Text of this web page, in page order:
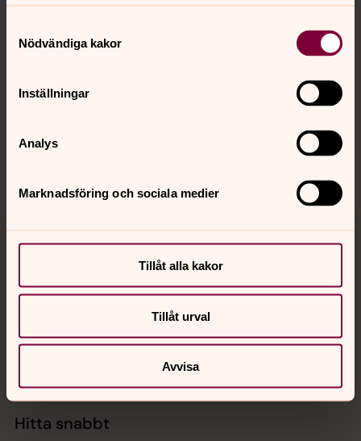
Nödvändiga kakor
Inställningar
Analys
Marknadsföring och sociala medier
Tillåt alla kakor
Tillåt urval
Avvisa
Senast ändrad 24 september 2024
innehåll?
Dela
Kontakt
Hitta snabbt